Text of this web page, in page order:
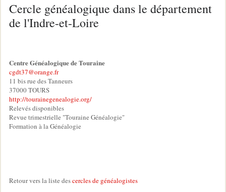
Cercle généalogique dans le département
de l'Indre-et-Loire
Centre Généalogique de Touraine
cgdt37@orange.fr
11 bis rue des Tanneurs
37000 TOURS
http://tourainegenealogie.org/
Relevés disponibles
Revue trimestrielle "Touraine Généalogie"
Formation à la Généalogie
Retour vers la liste descercles de généalogistes